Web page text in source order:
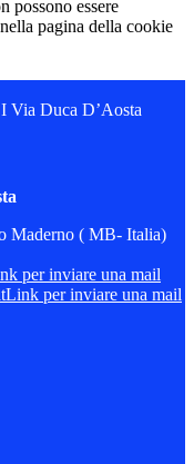
possono essere
pagina della cookie
Via Duca D’Aosta
Maderno ( MB- Italia)
per inviare una mail
Link per inviare una mail